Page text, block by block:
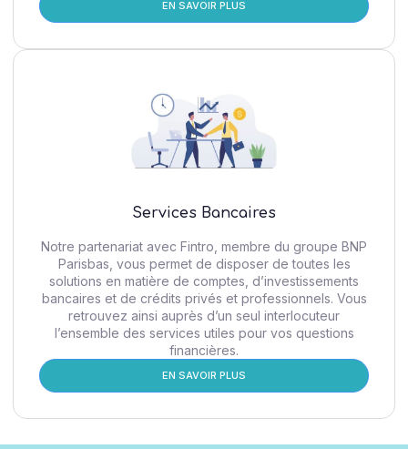
EN SAVOIR PLUS
Services Bancaires
Notre partenariat avec Fintro, membre du groupe BNP
Parisbas, vous permet de disposer de toutes les
solutions en matière de comptes, d’investissements
bancaires et de crédits privés et professionnels. Vous
retrouvez ainsi auprès d’un seul interlocuteur
l’ensemble des services utiles pour vos questions
financières.
EN SAVOIR PLUS